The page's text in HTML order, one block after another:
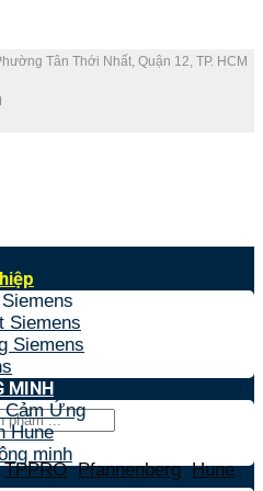
Tân Thới Nhất, Quận 12, TP. HCM
TPPRO,Pfannenberg,Hune,
Siemens
Siemens
MINH
Cảm Ứng
Hune
minh